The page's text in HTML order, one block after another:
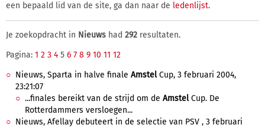
een bepaald lid van de site, ga dan naar de ledenlijst.
Je zoekopdracht in Nieuws had 292 resultaten.
Pagina: 1 2 3 4 5 6 7 8 9 10 11 12
Nieuws, Sparta in halve finale AmstelCup, 3 februari 2004,
23:21:07
...finales bereikt van de strijd om de AmstelCup. De
Rotterdammers versloegen...
Nieuws, Afellay debuteert in de selectie van PSV , 3 februari